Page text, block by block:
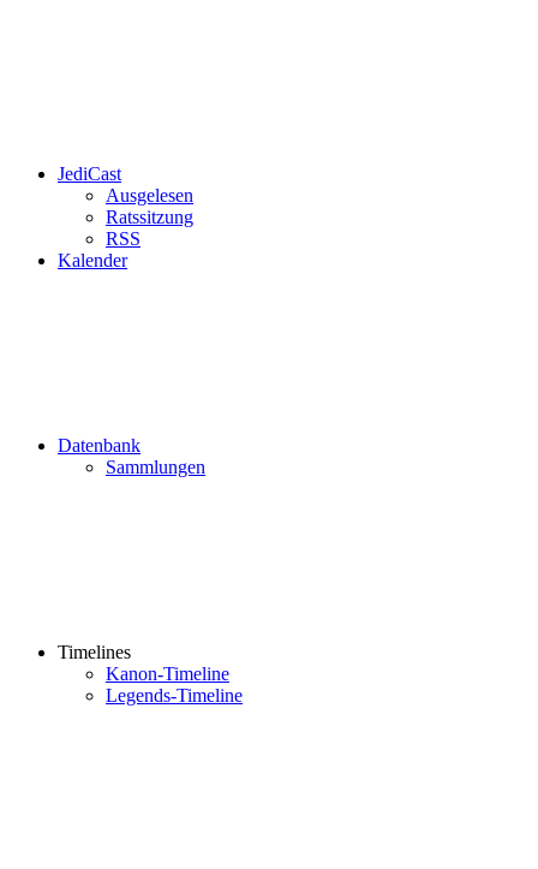
JediCast
Ausgelesen
Ratssitzung
RSS
Kalender
Datenbank
Sammlungen
Timelines
Kanon-Timeline
Legends-Timeline